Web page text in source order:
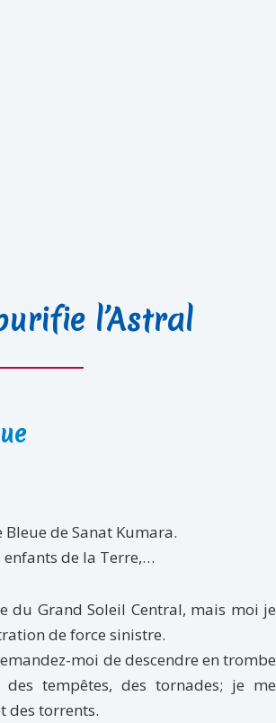
l’Astral
de Sanat Kumara.
enfants de la Terre,…
du Grand Soleil Central, mais moi je
de force sinistre.
moi de descendre en trombe
tem­pêtes, des tornades; je me
des torrents.